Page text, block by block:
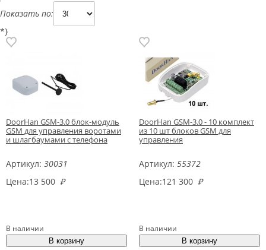
Показать по:
*}
DoorHan GSM-3.0 блок-модуль
GSM для управления воротами
и шлагбаумами с телефона
Артикул: 30031
Цена:13 500 ₽
В наличии
DoorHan GSM-3.0 - 10 комплект
из 10 шт блоков GSM для
управления
Артикул: 55372
Цена:121 300 ₽
В наличии